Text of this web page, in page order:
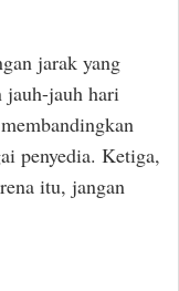
jarak yang
jauh-jauh hari
penyedia. Ketiga,
itu, jangan